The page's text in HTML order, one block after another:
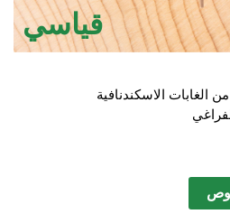
قياسي
الغابات الاسكندنافية